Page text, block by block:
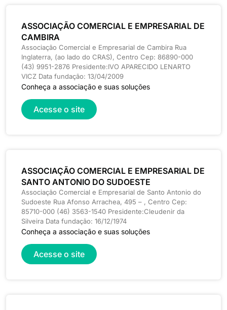
ASSOCIAÇÃO COMERCIAL E EMPRESARIAL DE
CAMBIRA
Associação Comercial e Empresarial de Cambira Rua
Inglaterra, (ao lado do CRAS), Centro Cep: 86890-000
(43) 9951-2876 Presidente:IVO APARECIDO LENARTO
VICZ Data fundação: 13/04/2009
Conheça a associação e suas soluções
Acesse o site
ASSOCIAÇÃO COMERCIAL E EMPRESARIAL DE
SANTO ANTONIO DO SUDOESTE
Associação Comercial e Empresarial de Santo Antonio do
Sudoeste Rua Afonso Arrachea, 495 – , Centro Cep:
85710-000 (46) 3563-1540 Presidente:Cleudenir da
Silveira Data fundação: 16/12/1974
Conheça a associação e suas soluções
Acesse o site